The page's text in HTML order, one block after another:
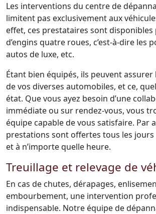
Les interventions du centre de
limitent pas exclusivement aux
effet, ces prestataires sont
d’engins quatre roues, c’est-à-dire les
autos de luxe, etc.
Étant bien équipés, ils peuvent
de vos diverses automobiles, et ce,
état. Que vous ayez besoin d’une
immédiate ou sur rendez-vous, vous
équipe capable de vous satisfaire. Par
prestations sont offertes tous les jours
et à n’importe quelle heure.
Treuillage et relevage de
En cas de chutes, dérapages,
embourbement, une intervention
indispensable. Notre équipe de